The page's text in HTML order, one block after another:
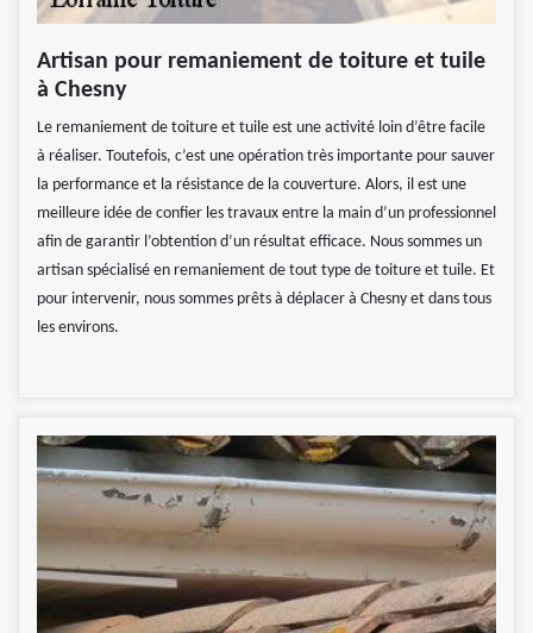
Artisan pour remaniement de toiture et tuile
à Chesny
Le remaniement de toiture et tuile est une activité loin d’être facile
à réaliser. Toutefois, c’est une opération très importante pour sauver
la performance et la résistance de la couverture. Alors, il est une
meilleure idée de confier les travaux entre la main d’un professionnel
afin de garantir l’obtention d’un résultat efficace. Nous sommes un
artisan spécialisé en remaniement de tout type de toiture et tuile. Et
pour intervenir, nous sommes prêts à déplacer à Chesny et dans tous
les environs.